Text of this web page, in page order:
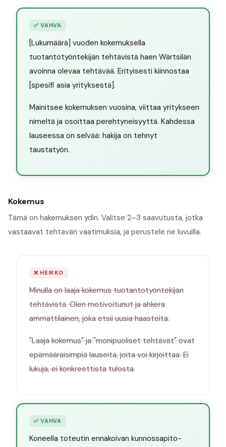
✅VAHVA
[Lukumäärä] vuoden kokemuksella
tuotantotyöntekijän tehtävistä haen Wärtsilän
avoinna olevaa tehtävää. Erityisesti kiinnostaa
[spesifi asia yrityksestä].
Mainitsee kokemuksen vuosina, viittaa yritykseen
nimeltä ja osoittaa perehtyneisyyttä. Kahdessa
lauseessa on selvää: hakija on tehnyt
taustatyön.
Kokemus
Tämä on hakemuksen ydin. Valitse 2–3 saavutusta, jotka
vastaavat tehtävän vaatimuksia, ja perustele ne luvuilla.
❌HEIKKO
Minulla on laaja kokemus tuotantotyöntekijän
tehtävistä. Olen motivoitunut ja ahkera
ammattilainen, joka etsii uusia haasteita.
"Laaja kokemus" ja "monipuoliset tehtävät" ovat
epämääräisimpiä lauseita, joita voi kirjoittaa. Ei
lukuja, ei konkreettista tulosta.
✅VAHVA
Koneella toteutin ennakoivan kunnossapito-